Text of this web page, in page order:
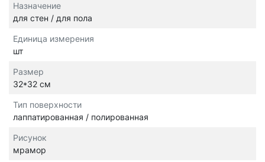
Назначение
для стен / для пола
Единица измерения
шт
Размер
32*32 см
Тип поверхности
лаппатированная / полированная
Рисунок
мрамор